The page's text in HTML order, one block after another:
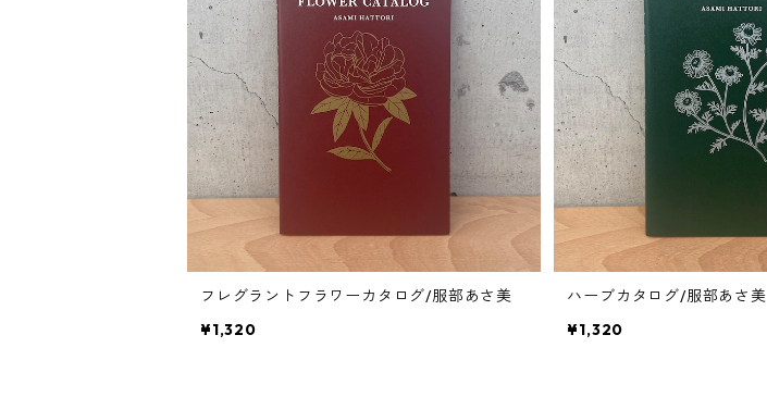
フレグラントフラワーカタログ/服部あさ美
¥1,320
ハーブカタログ/服部あさ美
¥1,320